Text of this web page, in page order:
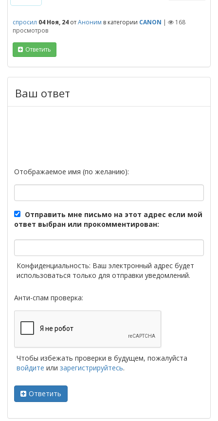
спросил 04 Ноя, 24 отАноним в категории CANON |
168
просмотров
Ответить
Ваш ответ
Отображаемое имя (по желанию):
Отправить мне письмо на этот адрес если мой
ответ выбран или прокомментирован:
Конфиденциальность: Ваш электронный адрес будет
использоваться только для отправки уведомлений.
Анти-спам проверка:
Чтобы избежать проверки в будущем, пожалуйста
войдите или зарегистрируйтесь.
Ответить